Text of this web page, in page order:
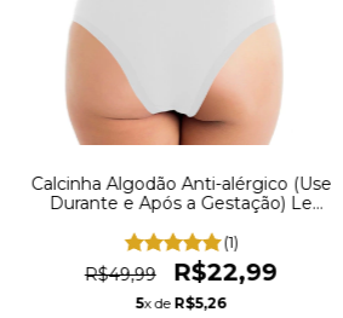
Calcinha Algodão Anti-alérgico (Use
Durante e Após a Gestação) Le
(1)
R$49,99 R$22,99
5x de R$5,26